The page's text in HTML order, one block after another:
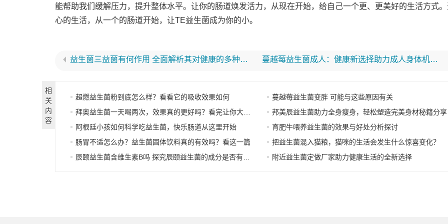
能帮助我们缓解压力，提升整体水平。让你的肠道焕发活力，从现在开始，给自己一个更、更美好的生活方式
心的生活，从一个的肠道开始，让TE益生菌成为你的小。
益生菌三益菌有何作用 全面解析其对健康的多种积极影响 蔓越莓益生菌成人：健康新选择助力成人身体机能提升
相
关
内
容
超燃益生菌粉到底怎么样？看看它的吸收效果如何
蔓越莓益生菌变胖 可能与这些原因有关
拜奥益生菌一天喝两次，效果真的更好吗？看完让你大吃一惊
邦美辰益生菌助力全身瘦身，轻松塑造完美身材秘籍分享
阿根廷小孩如何科学吃益生菌，快乐肠道从这里开始
育肥牛喂养益生菌的效果与好处分析探讨
肠胃不适怎么办？益生菌固体饮料真的有效吗？看这一篇
把益生菌混入猫粮，猫咪的生活会发生什么惊喜变化？
辰颐益生菌含维生素B吗 探究辰颐益生菌的成分是否有维生素B
附近益生菌定做厂家助力健康生活的全新选择